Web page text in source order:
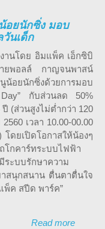
อยนักซิ่ง มอบ
นเด็ก
านโดย อิมแพ็ค เอ็กซิบิ
พอลล์ กาญจนพาสน์
น้อยนักซิ่งด้วยการมอบ
Day” กับส่วนลด 50%
(ส่วนสูงไม่ต่ำกว่า 120
เวลา 10.00-00.00
โดยเปิดโอกาสให้น้องๆ
โกคาร์ทระบบไฟฟ้า
ระบบรักษาความ
สนุกสนาน ตื่นตาตื่นใจ
พ็ค สปีด พาร์ค”
Read more